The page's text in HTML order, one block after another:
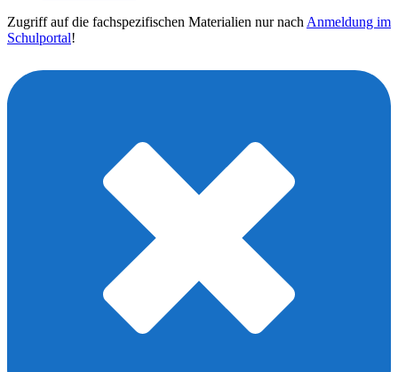
Zugriff auf die fachspezifischen Materialien nur nach Anmeldung im
Schulportal!